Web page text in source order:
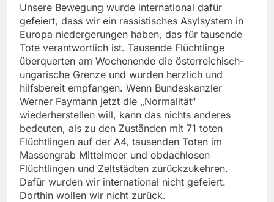
Unsere Bewegung wurde international dafür
gefeiert, dass wir ein rassistisches Asylsystem in
Europa niedergerungen haben, das für tausende
Tote verantwortlich ist. Tausende Flüchtlinge
überquerten am Wochenende die österreichisch-
ungarische Grenze und wurden herzlich und
hilfsbereit empfangen. Wenn Bundeskanzler
Werner Faymann jetzt die „Normalität“
wiederherstellen will, kann das nichts anderes
bedeuten, als zu den Zuständen mit 71 toten
Flüchtlingen auf der A4, tausenden Toten im
Massengrab Mittelmeer und obdachlosen
Flüchtlingen und Zeltstädten zurückzukehren.
Dafür wurden wir international nicht gefeiert.
Dorthin wollen wir nicht zurück.